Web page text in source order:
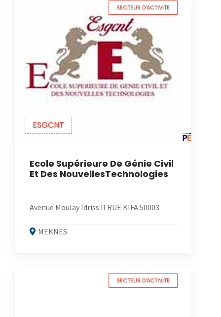
ESGCNT
SECTEUR D'ACTIVITE
Ecole Supérieure De Génie Civil
Et Des NouvellesTechnologies
Avenue Moulay Idriss II RUE KIFA 50003
MEKNES
SECTEUR D'ACTIVITE